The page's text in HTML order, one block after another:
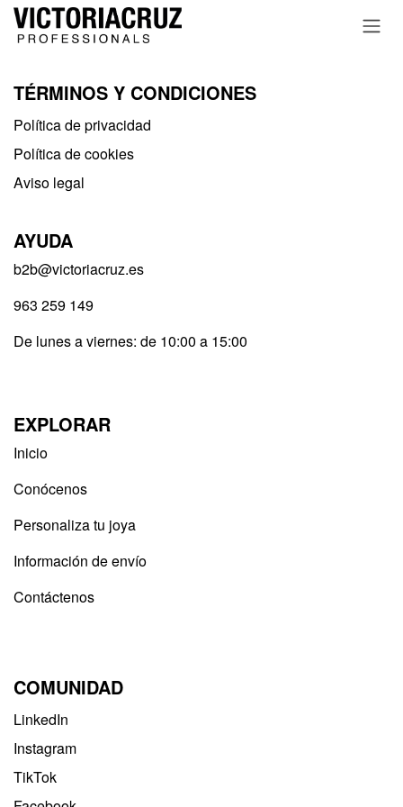
Ir al contenido
TÉRMINOS Y CONDICIONES
Política de privacidad​
Política de cookies
Aviso legal
AYUDA
b2b@victoriacruz.es
963 259 149
De lunes a viernes: de 10:00 a 15:00
EXPLORAR
Inicio
Conócenos
Personaliza tu joya
Información de envío
Contáctenos
COMUNIDAD
LinkedIn
Instagram
TikTok